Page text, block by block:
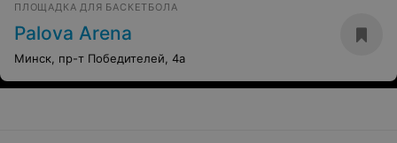
ПЛОЩАДКА ДЛЯ БАСКЕТБОЛА
Palova Arena
Минск, пр-т Победителей, 4а